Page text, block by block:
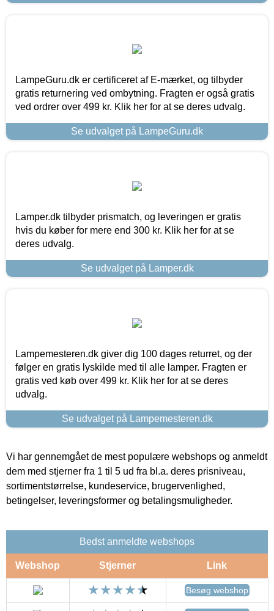
LampeGuru.dk er certificeret af E-mærket, og tilbyder
gratis returnering ved ombytning. Fragten er også gratis
ved ordrer over 499 kr. Klik her for at se deres udvalg.
Se udvalget på LampeGuru.dk
Lamper.dk tilbyder prismatch, og leveringen er gratis
hvis du køber for mere end 300 kr. Klik her for at se
deres udvalg.
Se udvalget på Lamper.dk
Lampemesteren.dk giver dig 100 dages returret, og der
følger en gratis lyskilde med til alle lamper. Fragten er
gratis ved køb over 499 kr. Klik her for at se deres
udvalg.
Se udvalget på Lampemesteren.dk
Vi har gennemgået de mest populære webshops og anmeldt
dem med stjerner fra 1 til 5 ud fra bl.a. deres prisniveau,
sortimentstørrelse, kundeservice, brugervenlighed,
betingelser, leveringsformer og betalingsmuligheder.
Bedst anmeldte webshops
Webshop Stjerner Link
Besøg webshop